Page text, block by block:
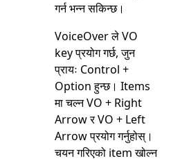
गर्न भन्न सकिन्छ।
VoiceOver ले VO
key प्रयोग गर्छ, जुन
प्रायः Control +
Option हुन्छ। Items
मा चल्न VO + Right
Arrow र VO + Left
Arrow प्रयोग गर्नुहोस्।
चयन गरिएको item खोल्न